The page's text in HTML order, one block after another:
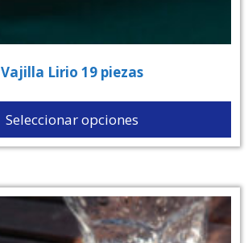
Vajilla Lirio 19 piezas
Seleccionar opciones